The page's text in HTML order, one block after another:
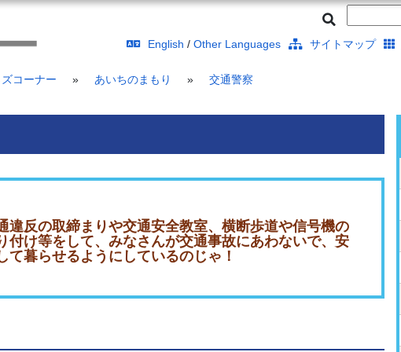
English / Other Languages サイトマップ
コーナー » あいちのまもり » 交通警察
違反の取締まりや交通安全教室、横断歩道や信号機の
付け等をして、みなさんが交通事故にあわないで、安
て暮らせるようにしているのじゃ！